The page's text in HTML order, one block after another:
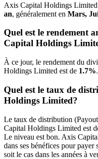
Axis Capital Holdings
an, généralement en Mars,
Quel est le rendement
Capital Holdings
À ce jour, le rendement du
Holdings Limited est de 1.7%.
Quel est le taux de
Holdings Limited?
Le taux de distribution
Capital Holdings Limited est
Le niveau est bon. Axis
dans ses bénéfices pour
soit le cas dans les années à